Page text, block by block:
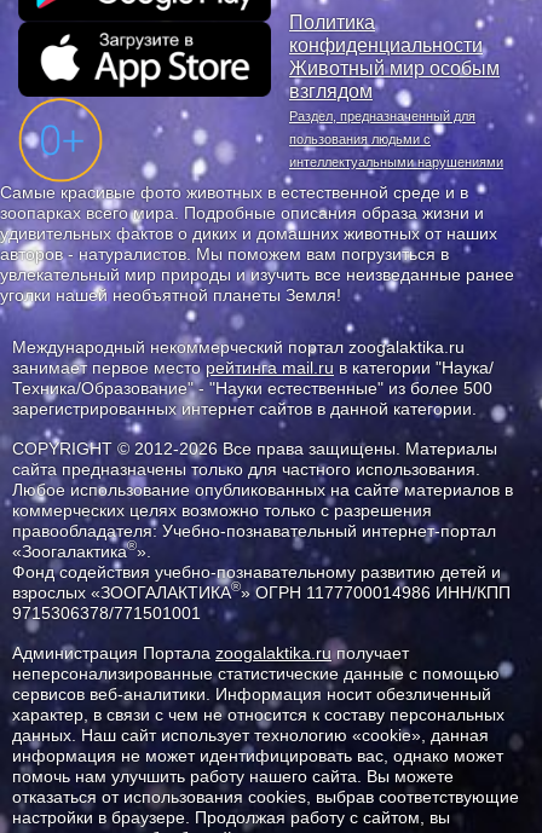
Политика
конфиденциальности
Животный мир особым
взглядом
Раздел, предназначенный для
пользования людьми с
интеллектуальными нарушениями
Самые красивые фото животных в естественной среде и в
зоопарках всего мира. Подробные описания образа жизни и
удивительных фактов о диких и домашних животных от наших
авторов - натуралистов. Мы поможем вам погрузиться в
увлекательный мир природы и изучить все неизведанные ранее
уголки нашей необъятной планеты Земля!
Международный некоммерческий портал zoogalaktika.ru
занимает первое месторейтинга mail.ru в категории "Наука/
Техника/Образование" - "Науки естественные" из более 500
зарегистрированных интернет сайтов в данной категории.
COPYRIGHT © 2012-2026 Все права защищены. Материалы
сайта предназначены только для частного использования.
Любое использование опубликованных на сайте материалов в
коммерческих целях возможно только с разрешения
правообладателя: Учебно-познавательный интернет-портал
«Зоогалактика®».
Фонд содействия учебно-познавательному развитию детей и
взрослых «ЗООГАЛАКТИКА®» ОГРН 1177700014986 ИНН/КПП
9715306378/771501001
Администрация Портала zoogalaktika.ruполучает
неперсонализированные статистические данные с помощью
сервисов веб-аналитики. Информация носит обезличенный
характер, в связи с чем не относится к составу персональных
данных. Наш сайт использует технологию «cookie», данная
информация не может идентифицировать вас, однако может
помочь нам улучшить работу нашего сайта. Вы можете
отказаться от использования cookies, выбрав соответствующие
настройки в браузере. Продолжая работу с сайтом, вы